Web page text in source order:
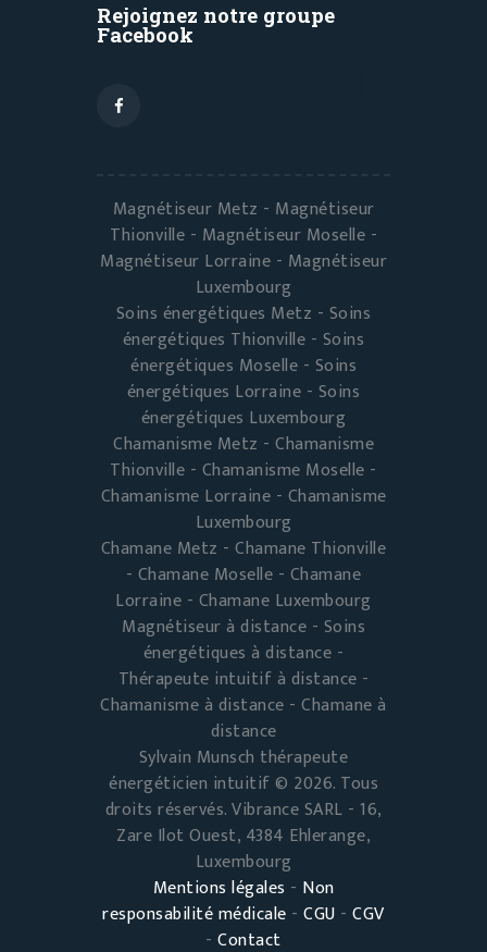
Rejoignez notre groupe
Facebook
Magnétiseur Metz - Magnétiseur
Thionville - Magnétiseur Moselle -
Magnétiseur Lorraine - Magnétiseur
Luxembourg
Soins énergétiques Metz - Soins
énergétiques Thionville - Soins
énergétiques Moselle - Soins
énergétiques Lorraine - Soins
énergétiques Luxembourg
Chamanisme Metz - Chamanisme
Thionville - Chamanisme Moselle -
Chamanisme Lorraine - Chamanisme
Luxembourg
Chamane Metz - Chamane Thionville
- Chamane Moselle - Chamane
Lorraine - Chamane Luxembourg
Magnétiseur à distance - Soins
énergétiques à distance -
Thérapeute intuitif à distance -
Chamanisme à distance - Chamane à
distance
Sylvain Munsch thérapeute
énergéticien intuitif © 2026. Tous
droits réservés. Vibrance SARL - 16,
Zare Ilot Ouest, 4384 Ehlerange,
Luxembourg
Mentions légales - Non
responsabilité médicale -CGU -CGV
-Contact